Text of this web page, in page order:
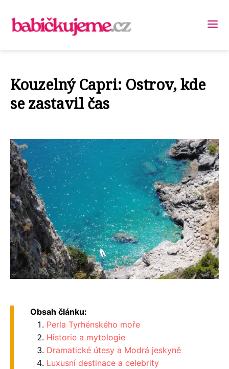
Kouzelný Capri: Ostrov, kde
se zastavil čas
Obsah článku:
Perla Tyrhénského moře
Historie a mytologie
Dramatické útesy a Modrá jeskyně
Luxusní destinace a celebrity